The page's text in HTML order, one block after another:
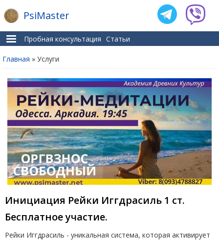
PsiMaster
Пробная консультация Статьи
Вы здесь
Главная » Услуги
Инициация Рейки Иггдрасиль 1 ст.
Бесплатное участие.
Рейки Иггдрасиль - уникальная система, которая активирует